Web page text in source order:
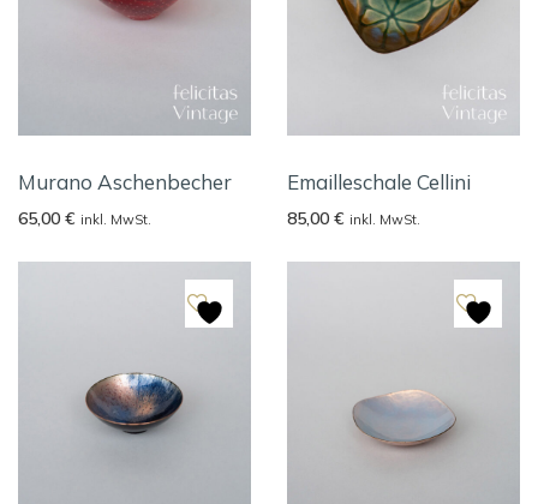
Murano Aschenbecher
65,00 € inkl. MwSt.
Emailleschale Cellini
85,00 € inkl. MwSt.